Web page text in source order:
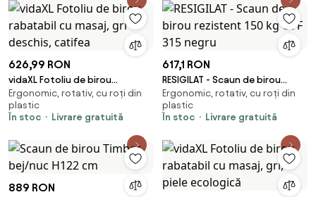
626,99 RON
vidaXL Fotoliu de birou
rabatabil cu masaj, gri deschis,
catifea
Ergonomic, rotativ, cu roți din
plastic
În stoc
Livrare gratuită
617,1 RON
RESIGILAT - Scaun de birou
rezistent 150 kg OFF 315 negru
Ergonomic, rotativ, cu roți din
plastic
În stoc
Livrare gratuită
889 RON